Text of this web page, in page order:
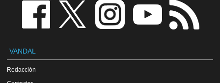
VANDAL
Redacción